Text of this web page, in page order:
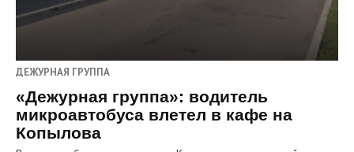
ДЕЖУРНАЯ ГРУППА
«Дежурная группа»: водитель
микроавтобуса влетел в кафе на
Копылова